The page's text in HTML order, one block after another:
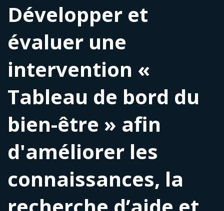
Développer et
évaluer une
intervention «
Tableau de bord du
bien-être » afin
d'améliorer les
connaissances, la